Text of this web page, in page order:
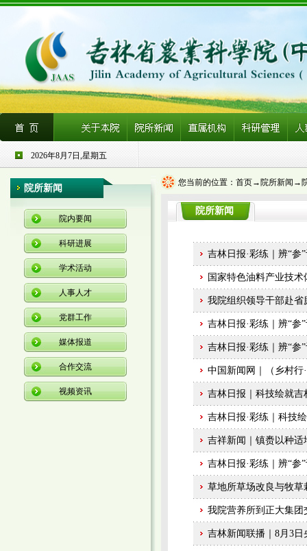
2026年8月7日,星期五
院所新闻
院内要闻
科研进展
学术活动
人事人才
党群工作
媒体报道
合作交流
视频资讯
您当前的位置： 首页→ 院所新闻 →
院所新闻
吉林日报·彩练｜辨“
国家特色油料产业技
我院组织领导干部赴
吉林日报·彩练｜辨“
吉林日报·彩练｜辨“
中国新闻网｜（乡村行
吉林日报｜科技绘就
吉林日报·彩练｜科技
吉祥新闻｜镇赉以种适
吉林日报·彩练｜辨“参
草地所草场改良与牧
我院营养所到正大集团
吉林新闻联播｜8月3日